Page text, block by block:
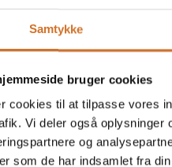
Samtykke
bruger cookies
cookies til at tilpasse vores
Vi deler også oplysninger
og
som de har indsamlet fra
til
i København
8.